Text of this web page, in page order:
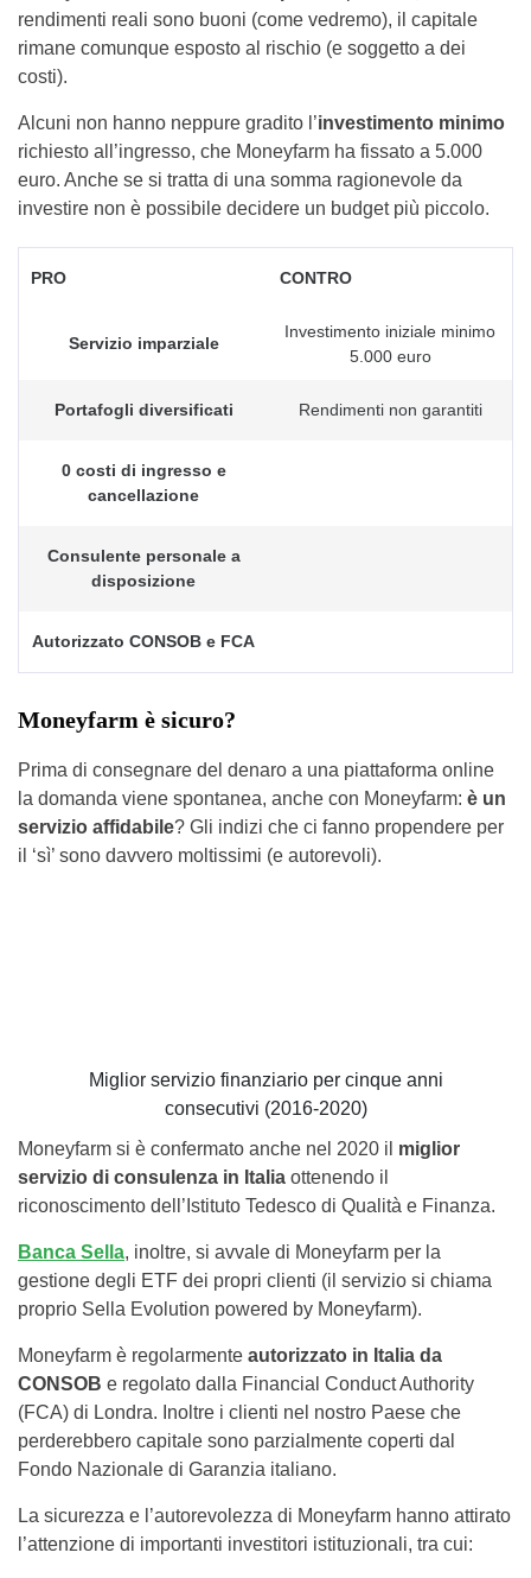
rendimenti reali sono buoni (come vedremo), il capitale
rimane comunque esposto al rischio (e soggetto a dei
costi).
Alcuni non hanno neppure gradito l’investimento minimo
richiesto all’ingresso, che Moneyfarm ha fissato a 5.000
euro. Anche se si tratta di una somma ragionevole da
investire non è possibile decidere un budget più piccolo.
PRO CONTRO
Servizio imparziale
Investimento iniziale minimo
5.000 euro
Portafogli diversificati Rendimenti non garantiti
0 costi di ingresso e
cancellazione
Consulente personale a
disposizione
Autorizzato CONSOB e FCA
Moneyfarm è sicuro?
Prima di consegnare del denaro a una piattaforma online
la domanda viene spontanea, anche con Moneyfarm: è un
servizio affidabile? Gli indizi che ci fanno propendere per
il ‘sì’ sono davvero moltissimi (e autorevoli).
Miglior servizio finanziario per cinque anni
consecutivi (2016-2020)
Moneyfarm si è confermato anche nel 2020 il miglior
servizio di consulenza in Italia ottenendo il
riconoscimento dell’Istituto Tedesco di Qualità e Finanza.
Banca Sella, inoltre, si avvale di Moneyfarm per la
gestione degli ETF dei propri clienti (il servizio si chiama
proprio Sella Evolution powered by Moneyfarm).
Moneyfarm è regolarmente autorizzato in Italia da
CONSOB e regolato dalla Financial Conduct Authority
(FCA) di Londra. Inoltre i clienti nel nostro Paese che
perderebbero capitale sono parzialmente coperti dal
Fondo Nazionale di Garanzia italiano.
La sicurezza e l’autorevolezza di Moneyfarm hanno attirato
l’attenzione di importanti investitori istituzionali, tra cui: